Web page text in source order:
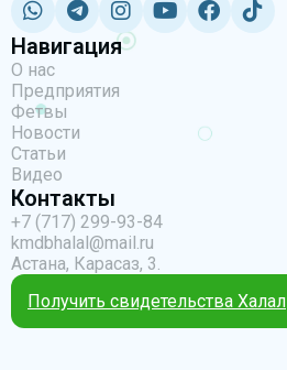
Навигация
О нас
Предприятия
Фетвы
Новости
Статьи
Видео
Контакты
+7 (717) 299-93-84
kmdbhalal@mail.ru
Астана, Карасаз, 3.
Получить свидетельства Халал